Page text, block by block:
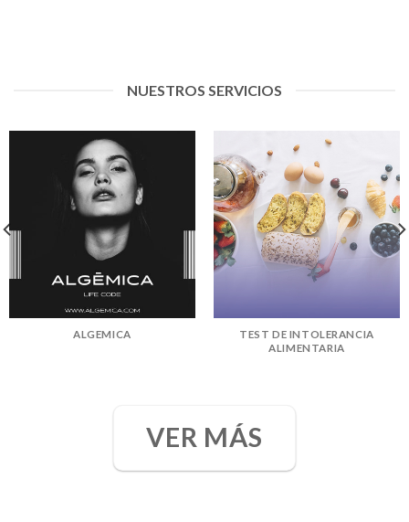
NUESTROS SERVICIOS
ALGEMICA
TEST DE INTOLERANCIA
ALIMENTARIA
VER MÁS